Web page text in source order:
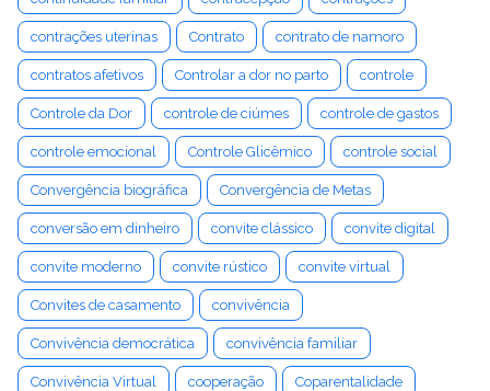
contrações uterinas Contrato contrato de namoro
contratos afetivos Controlar a dor no parto controle
Controle da Dor controle de ciúmes controle de gastos
controle emocional Controle Glicêmico controle social
Convergência biográfica Convergência de Metas
conversão em dinheiro convite clássico convite digital
convite moderno convite rústico convite virtual
Convites de casamento convivência
Convivência democrática convivência familiar
Convivência Virtual cooperação Coparentalidade